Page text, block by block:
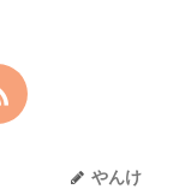
やんけ